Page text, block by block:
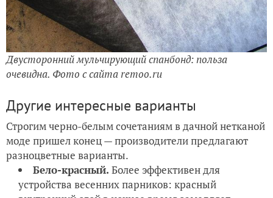
Двусторонний мульчирующий спанбонд: польза
очевидна. Фото с сайта remoo.ru
Другие интересные варианты
Строгим черно-белым сочетаниям в дачной нетканой
моде пришел конец — производители предлагают
разноцветные варианты.
Бело-красный. Более эффективен для
устройства весенних парников: красный